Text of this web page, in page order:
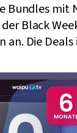
Bundles mit
Black
an. Die